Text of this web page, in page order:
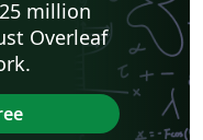
million
Overleaf